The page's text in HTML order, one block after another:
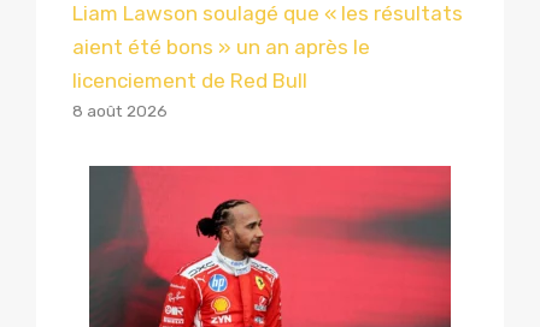
Liam Lawson soulagé que « les résultats
aient été bons » un an après le
licenciement de Red Bull
8 août 2026